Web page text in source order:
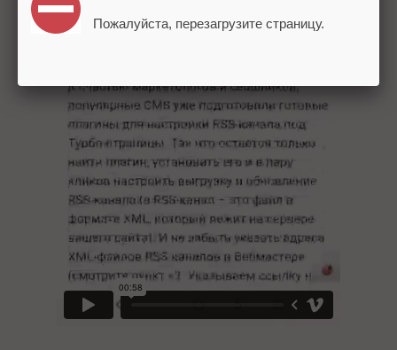
Пожалуйста, перезагрузите страницу.